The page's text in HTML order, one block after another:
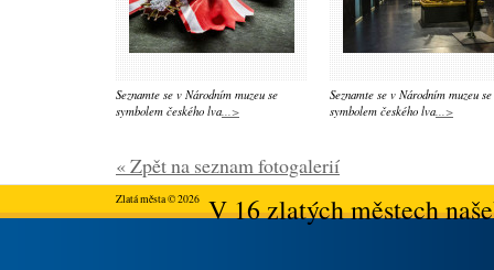
Seznamte se v Národním muzeu se
symbolem českého lva...>
Seznamte se v Národním muzeu se
symbolem českého lva...>
« Zpět na seznam fotogalerií
Zlatá města © 2026V 16 zlatých městech